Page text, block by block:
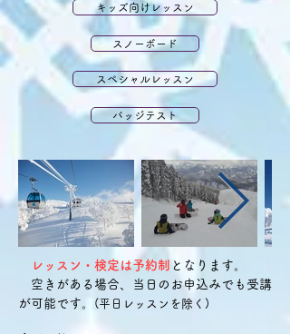
キッズ向けレッスン
スノーボード
スペシャルレッスン
バッジテスト
レッスン・検定は予約制 となります。
空きがある場合、当日のお申込みでも受講
が可能です。
(平日レッスンを除く)